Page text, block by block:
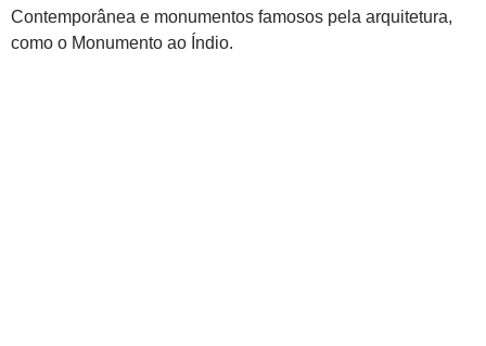
Contemporânea e monumentos famosos pela arquitetura,
como o Monumento ao Índio.